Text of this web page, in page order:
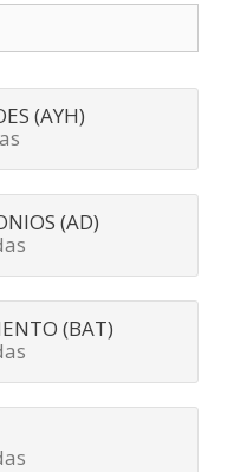
(AYH)
(AD)
(BAT)